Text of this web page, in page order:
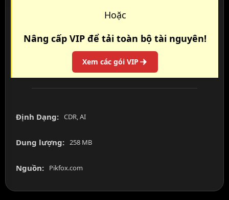
Hoặc
Nâng cấp VIP để tải toàn bộ tài nguyên!
Xem các gói VIP
Định Dạng: CDR, AI
Dung lượng: 258 MB
Nguồn: Pikfox.com